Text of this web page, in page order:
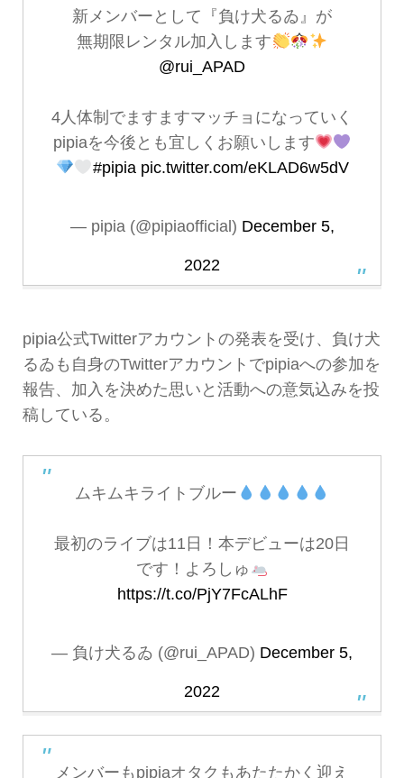
新メンバーとして『負け犬るゐ』が
無期限レンタル加入します
@rui_APAD
4人体制でますますマッチョになっていく
pipiaを今後とも宜しくお願いします
#pipia pic.twitter.com/eKLAD6w5dV
— pipia (@pipiaofficial) December 5,
2022
pipia公式Twitterアカウントの発表を受け、負け犬
るゐも自身のTwitterアカウントでpipiaへの参加を
報告、加入を決めた思いと活動への意気込みを投
稿している。
ムキムキライトブルー
最初のライブは11日！本デビューは20日
です！よろしゅ
https://t.co/PjY7FcALhF
— 負け犬るゐ (@rui_APAD) December 5,
2022
メンバーもpipiaオタクもあたたかく迎え